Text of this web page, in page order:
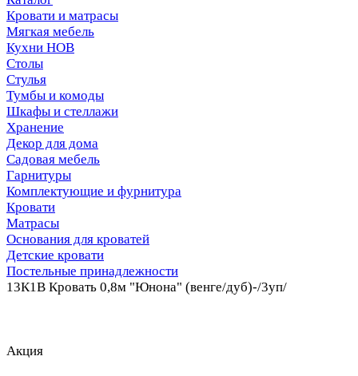
Кровати и матрасы
Мягкая мебель
Кухни НОВ
Столы
Стулья
Тумбы и комоды
Шкафы и стеллажи
Хранение
Декор для дома
Садовая мебель
Гарнитуры
Комплектующие и фурнитура
Кровати
Матрасы
Основания для кроватей
Детские кровати
Постельные принадлежности
13К1В Кровать 0,8м "Юнона" (венге/дуб)-/3уп/
Акция